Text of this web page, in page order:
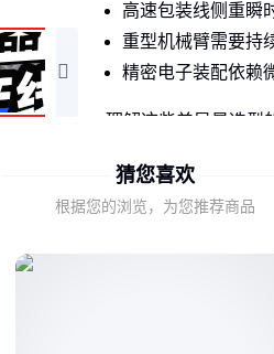
高速包装线侧重瞬
重型机械臂需要持
精密电子装配依赖
理解这些差异是选型
二、IS620N的适应
IS620N通过动态惯
猜您喜欢
根据您的浏览，为您推荐商品